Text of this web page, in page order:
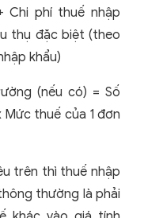
Chi phí thuế nhập
thụ đặc biệt (theo
khẩu)
(nếu có) = Số
thuế của 1 đơn
trên thì thuế nhập
thường là phải